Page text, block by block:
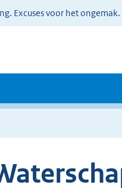
Excuses voor het ongemak.